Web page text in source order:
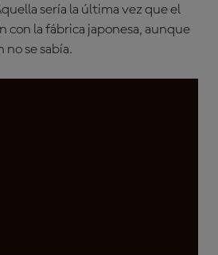
sería la última vez que el
con la fábrica japonesa, aunque
se sabía.